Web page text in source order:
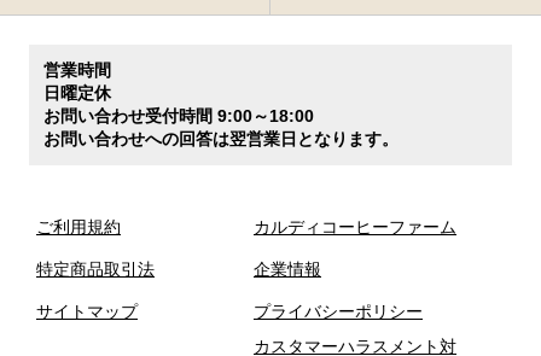
営業時間
日曜定休
お問い合わせ受付時間 9:00～18:00
お問い合わせへの回答は翌営業日となります。
ご利用規約
特定商品取引法
サイトマップ
カルディコーヒーファーム
企業情報
プライバシーポリシー
カスタマーハラスメント対